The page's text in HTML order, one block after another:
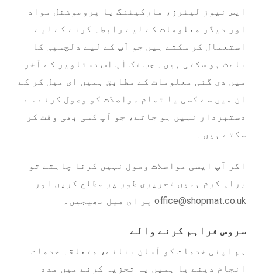
ایس نیوز لیٹرز، مارکیٹنگ یا پروموشنل مواد
اور دیگر معلومات کے لیے رابطہ کرنے کے لیے
استعمال کر سکتے ہیں جو آپ کے لیے دلچسپی کا
باعث ہو سکتی ہیں۔ جب تک آپ اس دستاویز کے آخر
میں دی گئی معلومات کے مطابق ہمیں ای میل کر کے
ان میں سے کسی یا تمام مواصلات کو وصول کرنے سے
دستبردار نہیں ہو جاتے، جو آپ کسی بھی وقت کر
سکتے ہیں۔
اگر آپ ایسی مواصلات وصول نہیں کرنا چاہتے تو
براہِ کرم ہمیں تحریری طور پر مطلع کریں اور
office@shopmat.co.uk پر ای میل بھیجیں۔
سروس فراہم کرنے والے
ہم اپنی خدمات کو آسان بنانے، متعلقہ خدمات
انجام دینے یا ہمیں یہ تجزیہ کرنے میں مدد